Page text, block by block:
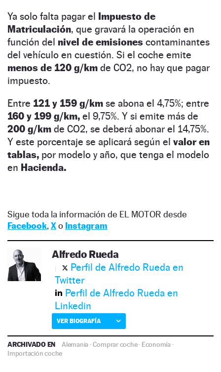
Ya solo falta pagar el Impuesto de
Matriculación, que gravará la operación en
función del nivel de emisiones contaminantes
del vehículo en cuestión. Si el coche emite
menos de 120 g/km de CO2, no hay que pagar
impuesto.
Entre 121 y 159 g/km se abona el 4,75%; entre
160 y 199 g/km, el 9,75%. Y si emite más de
200 g/km de CO2, se deberá abonar el 14,75%.
Y este porcentaje se aplicará según el valor en
tablas, por modelo y año, que tenga el modelo
en Hacienda.
Sigue toda la información de EL MOTOR desde
Facebook, Xo Instagram
Alfredo Rueda
Perfil de Alfredo Rueda en
Twitter
Perfil de Alfredo Rueda en
Linkedin
VER BIOGRAFÍA
ARCHIVADO EN Alemania ·Comprar coche· Economía ·
Importación coche